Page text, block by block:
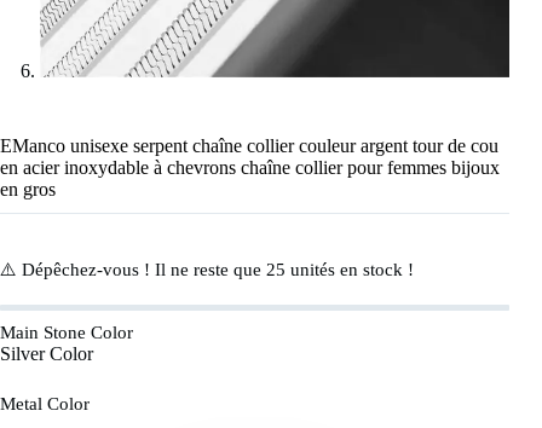
EManco unisexe serpent chaîne collier couleur argent tour de cou
en acier inoxydable à chevrons chaîne collier pour femmes bijoux
en gros
⚠️ Dépêchez-vous ! Il ne reste que 25 unités en stock !
Main Stone Color
Silver Color
Metal Color